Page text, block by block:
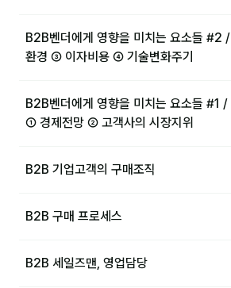
B2B벤더에게 영향을 미치는 요소들 #2
환경 ③ 이자비용 ④ 기술변화주기
B2B벤더에게 영향을 미치는 요소들 #1 /
① 경제전망 ② 고객사의 시장지위
B2B 기업고객의 구매조직
B2B 구매 프로세스
B2B 세일즈맨, 영업담당